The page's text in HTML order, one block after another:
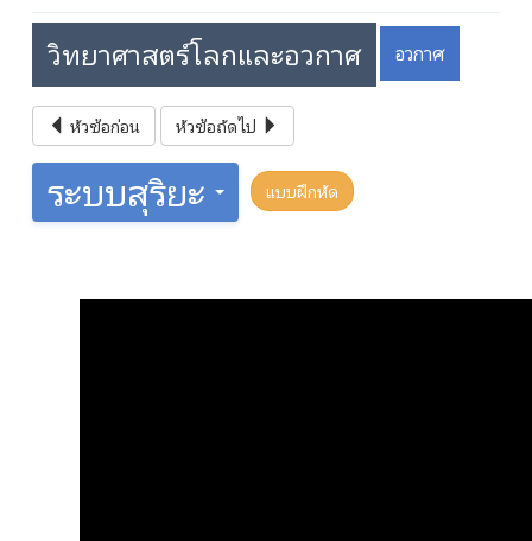
วิทยาศาสตร์โลกและอวกาศ อวกาศ
หัวข้อก่อน หัวข้อถัดไป
ระบบสุริยะ แบบฝึกหัด